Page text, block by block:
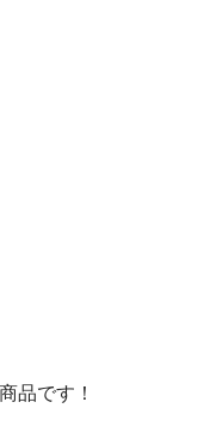
品です！